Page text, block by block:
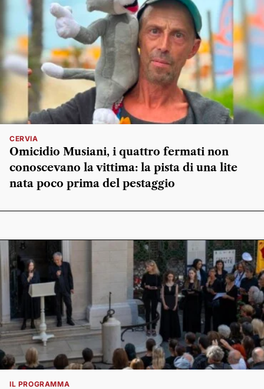
CERVIA
Omicidio Musiani, i quattro fermati non
conoscevano la vittima: la pista di una lite
nata poco prima del pestaggio
IL PROGRAMMA